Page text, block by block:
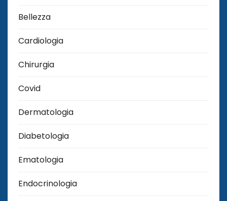
Bellezza
Cardiologia
Chirurgia
Covid
Dermatologia
Diabetologia
Ematologia
Endocrinologia